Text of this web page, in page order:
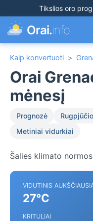
Tikslios oro
Orai.info
Kaip konvertuoti >
Orai
mėnesį
Prognozė
Metiniai vidurkiai
Šalies klimato
VIDUTINIS
27°C
KRITULIAI